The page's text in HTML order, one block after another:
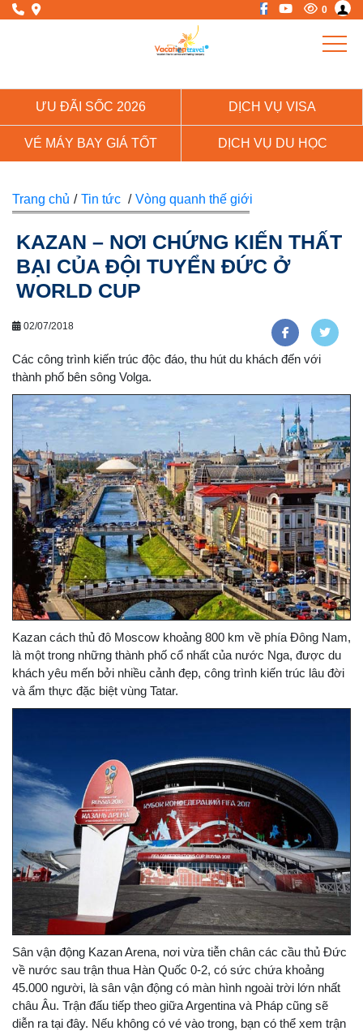
0
ƯU ĐÃI SỐC 2026 DỊCH VỤ VISA
VÉ MÁY BAY GIÁ TỐT DỊCH VỤ DU HỌC
Trang chủ / Tin tức / Vòng quanh thế giới
KAZAN – NƠI CHỨNG KIẾN THẤT
BẠI CỦA ĐỘI TUYỂN ĐỨC Ở
WORLD CUP
02/07/2018
Các công trình kiến trúc độc đáo, thu hút du khách đến với
thành phố bên sông Volga.
Kazan cách thủ đô Moscow khoảng 800 km về phía Đông Nam,
là một trong những thành phố cổ nhất của nước Nga, được du
khách yêu mến bởi nhiều cảnh đẹp, công trình kiến trúc lâu đời
và ẩm thực đặc biệt vùng Tatar.
Sân vận động Kazan Arena, nơi vừa tiễn chân các cầu thủ Đức
về nước sau trận thua Hàn Quốc 0-2, có sức chứa khoảng
45.000 người, là sân vận động có màn hình ngoài trời lớn nhất
châu Âu. Trận đấu tiếp theo giữa Argentina và Pháp cũng sẽ
diễn ra tại đây. Nếu không có vé vào trong, bạn có thể xem trận